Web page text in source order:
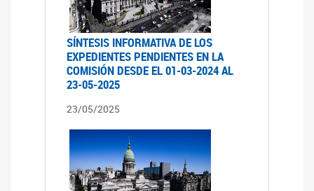
SÍNTESIS INFORMATIVA DE LOS
EXPEDIENTES PENDIENTES EN LA
COMISIÓN DESDE EL 01-03-2024 AL
23-05-2025
23/05/2025